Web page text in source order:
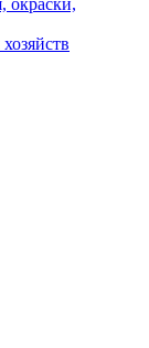
окраски,